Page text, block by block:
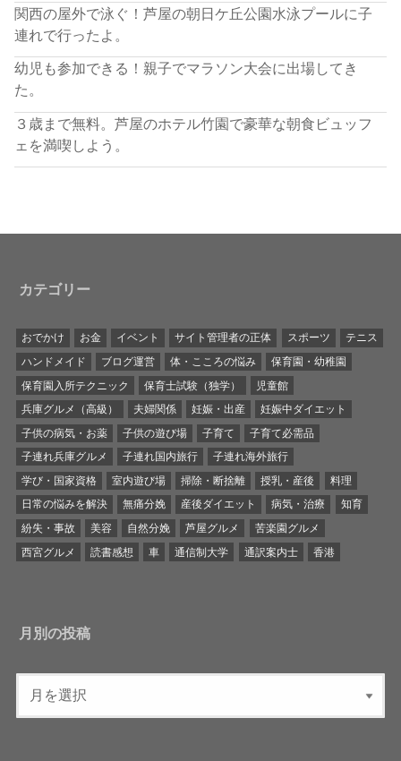
関西の屋外で泳ぐ！芦屋の朝日ケ丘公園水泳プールに子
連れで行ったよ。
幼児も参加できる！親子でマラソン大会に出場してき
た。
３歳まで無料。芦屋のホテル竹園で豪華な朝食ビュッフ
ェを満喫しよう。
カテゴリー
おでかけ お金 イベント サイト管理者の正体 スポーツ
テニス
ハンドメイド
ブログ運営 体・こころの悩み
保育園・幼稚園
保育園入所テクニック
保育士試験（独学）
児童館
兵庫グルメ（高級）
夫婦関係 妊娠・出産
妊娠中ダイエット
子供の病気・お薬
子供の遊び場 子育て
子育て必需品
子連れ兵庫グルメ
子連れ国内旅行
子連れ海外旅行
学び・国家資格
室内遊び場 掃除・断捨離 授乳・産後
料理
日常の悩みを解決
無痛分娩 産後ダイエット 病気・治療
知育
紛失・事故
美容 自然分娩 芦屋グルメ
苦楽園グルメ
西宮グルメ
読書感想 車 通信制大学 通訳案内士 香港
月別の投稿